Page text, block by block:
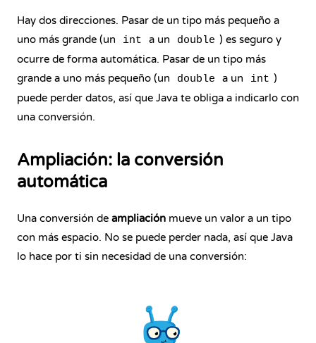
Hay dos direcciones. Pasar de un tipo más pequeño a
uno más grande (un
int a un double ) es seguro y
ocurre de forma automática. Pasar de un tipo más
grande a uno más pequeño (un
double a un int )
puede perder datos, así que Java te obliga a indicarlo con
una conversión.
Ampliación: la conversión
automática
Una conversión de ampliación mueve un valor a un tipo
con más espacio. No se puede perder nada, así que Java
lo hace por ti sin necesidad de una conversión: